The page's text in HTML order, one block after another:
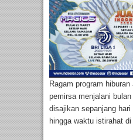
Ragam program
pemirsa menjalani
disajikan sepanjang
hingga waktu istirahat